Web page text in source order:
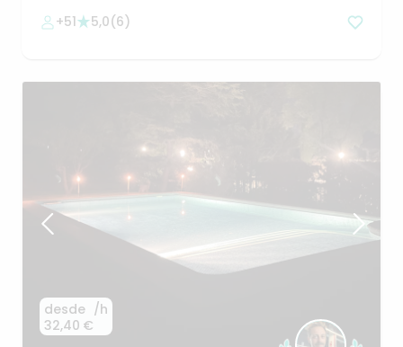
+51
5,0(6)
desde
32,40 €
/h